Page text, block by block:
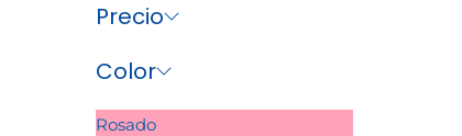
Precio
Color
Rosado